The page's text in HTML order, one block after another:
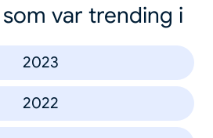
var trending i
2023
2022